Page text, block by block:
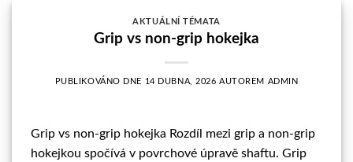
AKTUÁLNÍ TÉMATA
Grip vs non-grip hokejka
PUBLIKOVÁNO DNE 14 DUBNA, 2026 AUTOREM ADMIN
Grip vs non-grip hokejka Rozdíl mezi grip a non-grip
hokejkou spočívá v povrchové úpravě shaftu. Grip